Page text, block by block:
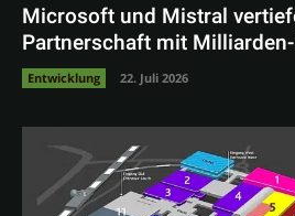
Microsoft und Mistral
Partnerschaft mit
Entwicklung 22. Juli 2026